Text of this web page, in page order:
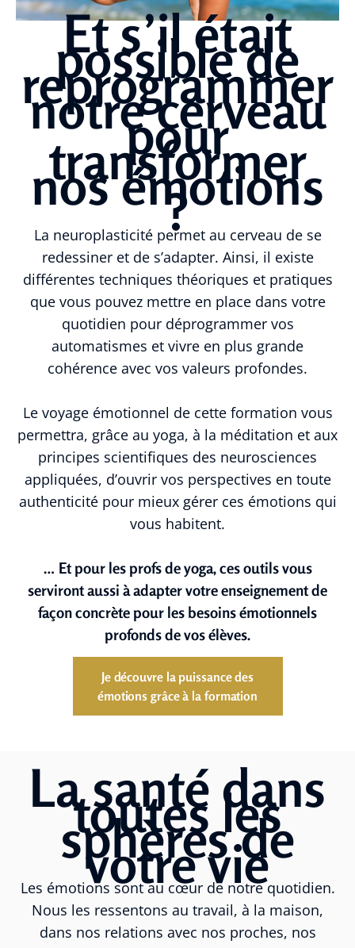
Et s’il était
possible de
reprogrammer
notre cerveau
pour
transformer
nos émotions
?
La neuroplasticité permet au cerveau de se
redessiner et de s’adapter. Ainsi, il existe
différentes techniques théoriques et pratiques
que vous pouvez mettre en place dans votre
quotidien pour déprogrammer vos
automatismes et vivre en plus grande
cohérence avec vos valeurs profondes.
Le voyage émotionnel de cette formation vous
permettra, grâce au yoga, à la méditation et aux
principes scientifiques des neurosciences
appliquées, d’ouvrir vos perspectives en toute
authenticité pour mieux gérer ces émotions qui
vous habitent.
… Et pour les profs de yoga, ces outils vous
serviront aussi à adapter votre enseignement de
façon concrète pour les besoins émotionnels
profonds de vos élèves.
Je découvre la puissance des
émotions grâce à la formation
La santé dans
toutes les
sphères de
votre vie
Les émotions sont au cœur de notre quotidien.
Nous les ressentons au travail, à la maison,
dans nos relations avec nos proches, nos